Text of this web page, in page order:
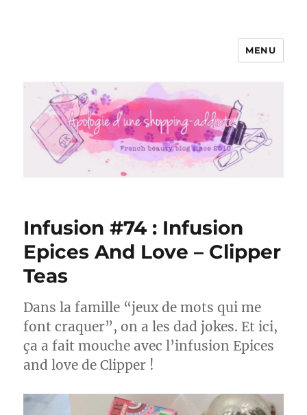
Apologie d'une Shopping-addicte
MENU
Infusion #74 : Infusion
Epices And Love – Clipper
Teas
Dans la famille “jeux de mots qui me
font craquer”, on a les dad jokes. Et ici,
ça a fait mouche avec l’infusion Epices
and love de Clipper !